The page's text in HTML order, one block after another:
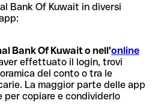
Bank Of Kuwait in diversi
Bank Of Kuwait o nell'online
effettuato il login, trovi
del conto o tra le
La maggior parte delle app
per copiare e condividerlo